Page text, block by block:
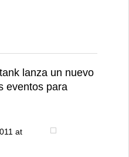
lanza un nuevo
eventos para
at